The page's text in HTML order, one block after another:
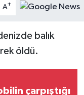
A+
balık
öldü.
çarpıştığı